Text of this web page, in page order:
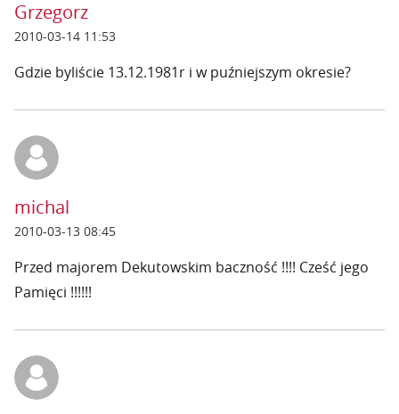
Grzegorz
2010-03-14 11:53
Gdzie byliście 13.12.1981r i w puźniejszym okresie?
michal
2010-03-13 08:45
Przed majorem Dekutowskim baczność !!!! Cześć jego
Pamięci !!!!!!